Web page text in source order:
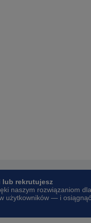
lub rekrutujesz
naszym rozwiązaniom dla
użytkowników — i osiągnąć